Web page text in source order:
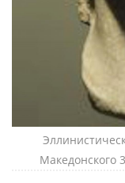
Македонского